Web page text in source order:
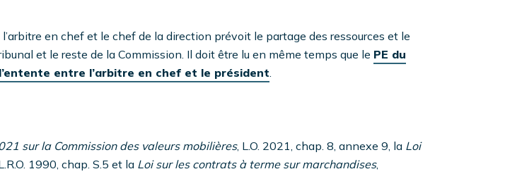
en chef et le chef de la direction prévoit le partage des ressources et le
et le reste de la Commission. Il doit être lu en même temps que le PE du
entre l’arbitre en chef et le président.
sur la Commission des valeurs mobilières, L.O. 2021, chap. 8, annexe 9, la Loi
1990, chap. S.5 et la Loi sur les contrats à terme sur marchandises,